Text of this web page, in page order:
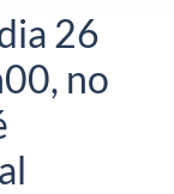
26
no